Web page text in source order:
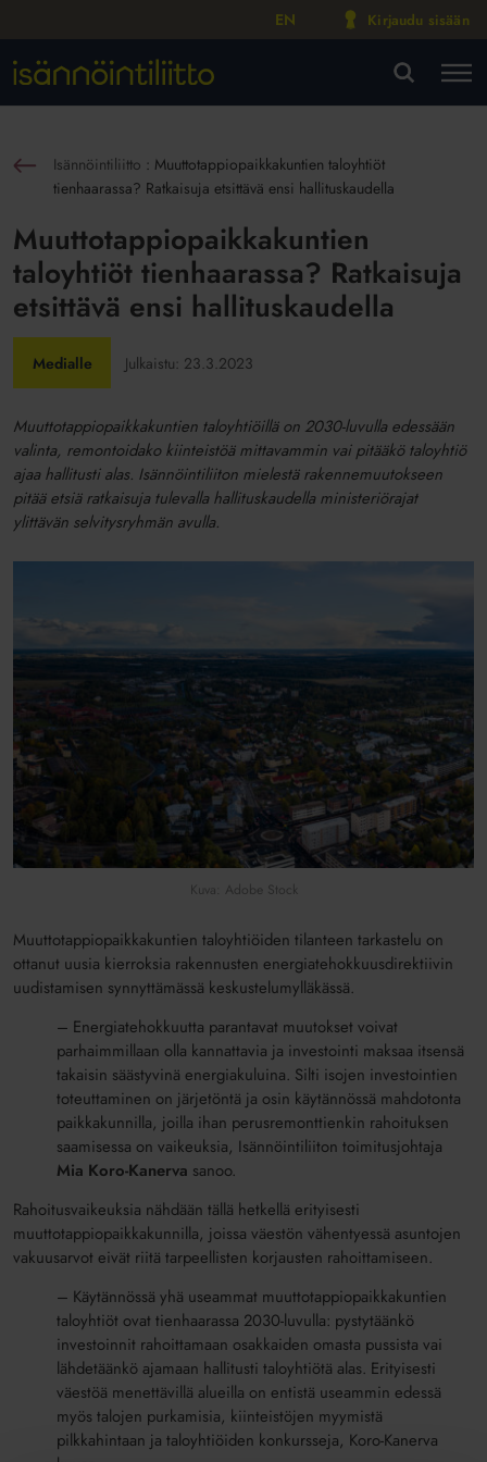
EN Kirjaudu sisään
Isännöintiliitto : Muuttotappiopaikkakuntien taloyhtiöt
tienhaarassa? Ratkaisuja etsittävä ensi hallituskaudella
Muuttotappiopaikkakuntien
taloyhtiöt tienhaarassa? Ratkaisuja
etsittävä ensi hallituskaudella
Medialle Julkaistu: 23.3.2023
Muuttotappiopaikkakuntien taloyhtiöillä on 2030-luvulla edessään
valinta, remontoidako kiinteistöä mittavammin vai pitääkö taloyhtiö
ajaa hallitusti alas. Isännöintiliiton mielestä rakennemuutokseen
pitää etsiä ratkaisuja tulevalla hallituskaudella ministeriörajat
ylittävän selvitysryhmän avulla.
Kuva: Adobe Stock
Muuttotappiopaikkakuntien taloyhtiöiden tilanteen tarkastelu on
ottanut uusia kierroksia rakennusten energiatehokkuusdirektiivin
uudistamisen synnyttämässä keskustelumylläkässä.
– Energiatehokkuutta parantavat muutokset voivat
parhaimmillaan olla kannattavia ja investointi maksaa itsensä
takaisin säästyvinä energiakuluina. Silti isojen investointien
toteuttaminen on järjetöntä ja osin käytännössä mahdotonta
paikkakunnilla, joilla ihan perusremonttienkin rahoituksen
saamisessa on vaikeuksia, Isännöintiliiton toimitusjohtaja
Mia Koro-Kanerva sanoo.
Rahoitusvaikeuksia nähdään tällä hetkellä erityisesti
muuttotappiopaikkakunnilla, joissa väestön vähentyessä asuntojen
vakuusarvot eivät riitä tarpeellisten korjausten rahoittamiseen.
– Käytännössä yhä useammat muuttotappiopaikkakuntien
taloyhtiöt ovat tienhaarassa 2030-luvulla: pystytäänkö
investoinnit rahoittamaan osakkaiden omasta pussista vai
lähdetäänkö ajamaan hallitusti taloyhtiötä alas. Erityisesti
väestöä menettävillä alueilla on entistä useammin edessä
myös talojen purkamisia, kiinteistöjen myymistä
pilkkahintaan ja taloyhtiöiden konkursseja, Koro-Kanerva